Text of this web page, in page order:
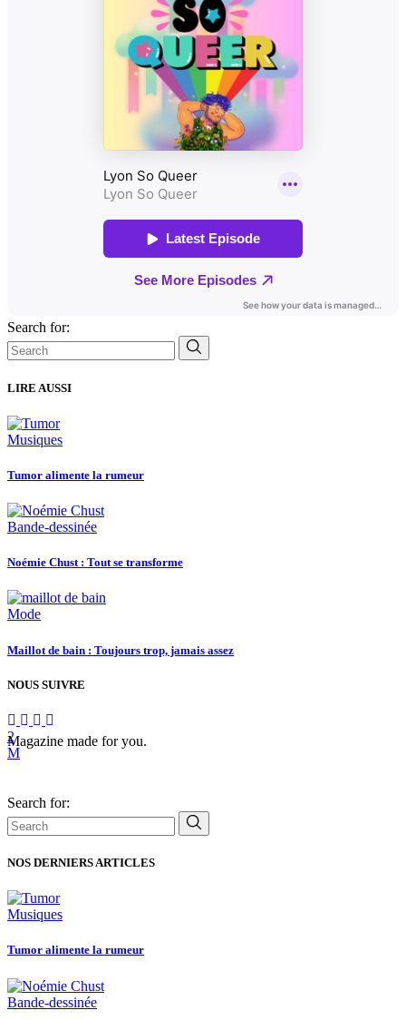
Search for:
LIRE AUSSI
Musiques
Tumor alimente la rumeur
Bande-dessinée
Noémie Chust : Tout se transforme
Mode
Maillot de bain : Toujours trop, jamais assez
NOUS SUIVRE
Magazine made for you.
Search for:
NOS DERNIERS ARTICLES
Musiques
Tumor alimente la rumeur
Bande-dessinée